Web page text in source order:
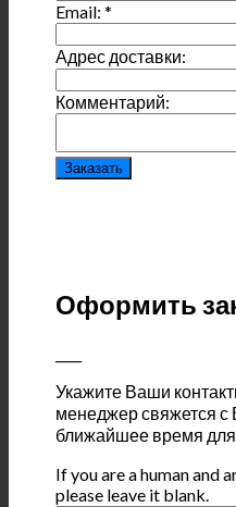
Email:*
Адрес доставки:
Комментарий:
Оформить
Укажите Ваши
менеджер свяжется с
ближайшее время для
If you are a human and
please leave it blank.